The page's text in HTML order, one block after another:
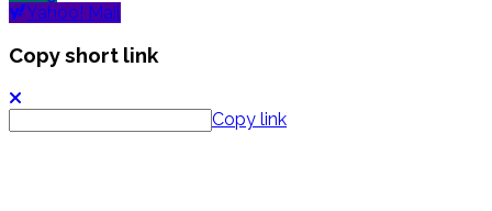
Yahoo! Mail
Copy short link
Copy link